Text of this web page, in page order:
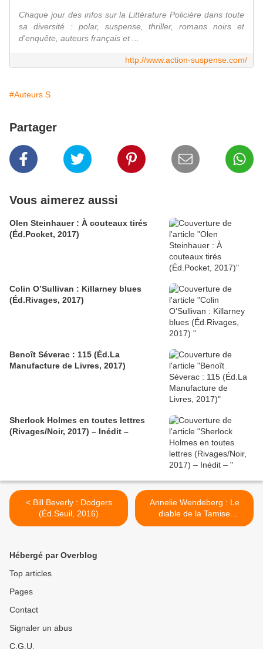
Chaque jour des infos sur la Littérature Policière dans toute
sa diversité : polar, suspense, thriller, romans noirs et
d'enquête, auteurs français et ...
http://www.action-suspense.com/
#Auteurs S
Partager
Vous aimerez aussi
Olen Steinhauer : À couteaux tirés
(Éd.Pocket, 2017)
Colin O’Sullivan : Killarney blues
(Éd.Rivages, 2017)
Benoît Séverac : 115 (Éd.La
Manufacture de Livres, 2017)
Sherlock Holmes en toutes lettres
(Rivages/Noir, 2017) – Inédit –
< Bill Beverly : Dodgers
(Éd.Seuil, 2016)
Annelie Wendeberg : Le
diable de la Tamise
(Presses de la Cité, 2016) –
Hébergé par Overblog
Top articles
Pages
Contact
Signaler un abus
C.G.U.